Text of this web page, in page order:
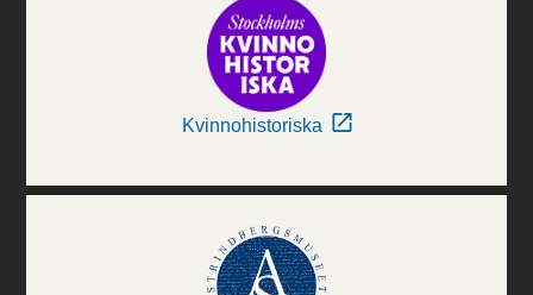
Kvinnohistoriska